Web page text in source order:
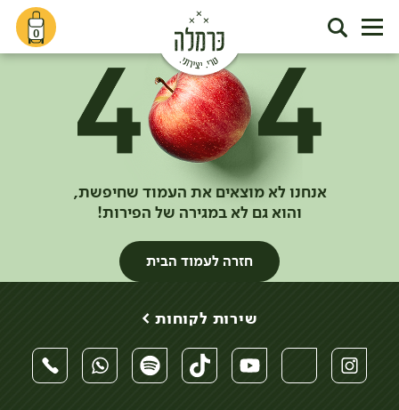
0
אנחנו לא מוצאים את העמוד שחיפשת,
והוא גם לא במגירה של הפירות!
חזרה לעמוד הבית
שירות לקוחות >